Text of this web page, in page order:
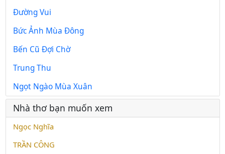
Đường Vui
Bức Ảnh Mùa Đông
Bến Cũ Đợi Chờ
Trung Thu
Ngọt Ngào Mùa Xuân
Nhà thơ bạn muốn xem
Ngọc Nghĩa
TRẦN CÔNG